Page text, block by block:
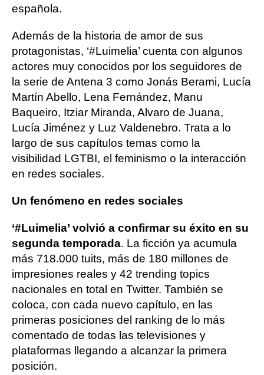
española.
Además de la historia de amor de sus
protagonistas, ‘#Luimelia’ cuenta con algunos
actores muy conocidos por los seguidores de
la serie de Antena 3 como Jonás Berami, Lucía
Martín Abello, Lena Fernández, Manu
Baqueiro, Itziar Miranda, Alvaro de Juana,
Lucía Jiménez y Luz Valdenebro. Trata a lo
largo de sus capítulos temas como la
visibilidad LGTBI, el feminismo o la interacción
en redes sociales.
Un fenómeno en redes sociales
‘#Luimelia’ volvió a confirmar su éxito en su
segunda temporada. La ficción ya acumula
más 718.000 tuits, más de 180 millones de
impresiones reales y 42 trending topics
nacionales en total en Twitter. También se
coloca, con cada nuevo capítulo, en las
primeras posiciones del ranking de lo más
comentado de todas las televisiones y
plataformas llegando a alcanzar la primera
posición.